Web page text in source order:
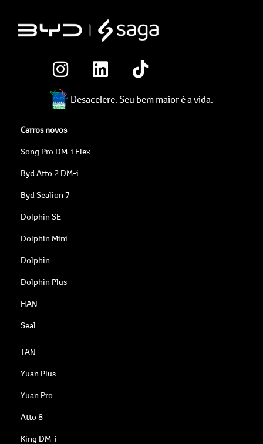
Desacelere. Seu bem maior é a vida.
Carros novos
Song Pro DM-i Flex
Byd Atto 2 DM-i
Byd Sealion 7
Dolphin SE
Dolphin Mini
Dolphin
Dolphin Plus
HAN
Seal
TAN
Yuan Plus
Yuan Pro
Atto 8
King DM-i